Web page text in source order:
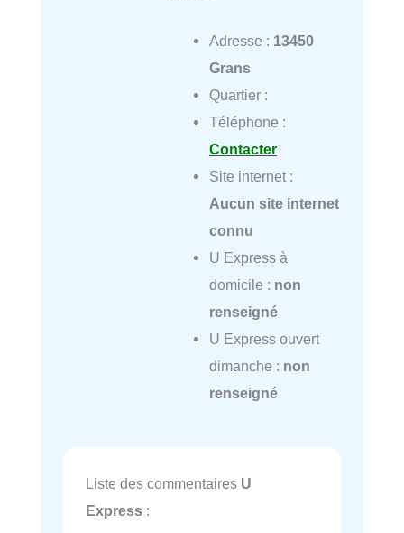
Adresse : 13450
Grans
Quartier :
Téléphone :
Contacter
Site internet :
Aucun site internet
connu
U Express à
domicile : non
renseigné
U Express ouvert
dimanche : non
renseigné
Liste des commentaires U
Express :